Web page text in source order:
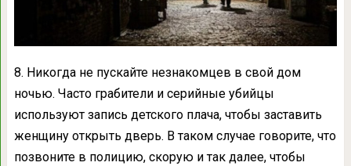
8. Никогда не пускайте незнакомцев в свой дом
ночью. Часто грабители и серийные убийцы
используют запись детского плача, чтобы заставить
женщину открыть дверь. В таком случае говорите, что
позвоните в полицию, скорую и так далее, чтобы